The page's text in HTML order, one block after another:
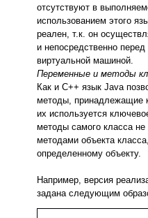
отсутствуют в
использованием этого
реален, т.к. он
и непосредственно
виртуальной машиной.
Переменные и методы
Как и С++ язык Java
методы, принадлежащие
их используется
методы самого класса
методами объекта
определенному объекту.
Например, версия
задана следующим